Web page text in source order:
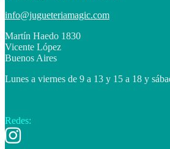
info@jugueteriamagic.com
Martín Haedo 1830
Vicente López
Buenos Aires
Lunes a viernes de 9 a 13 y 15 a 18 y
Redes: